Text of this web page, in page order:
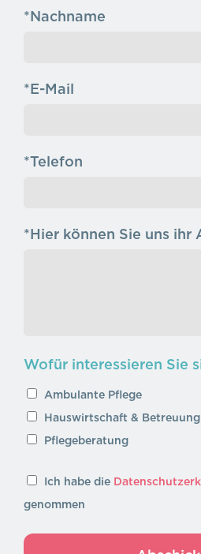
*Nachname
*E-Mail
*Telefon
*Hier können Sie uns ihr
Wofür interessieren Sie
Ambulante Pflege
Hauswirtschaft & Betreuung
Pflegeberatung
Ich habe die
genommen